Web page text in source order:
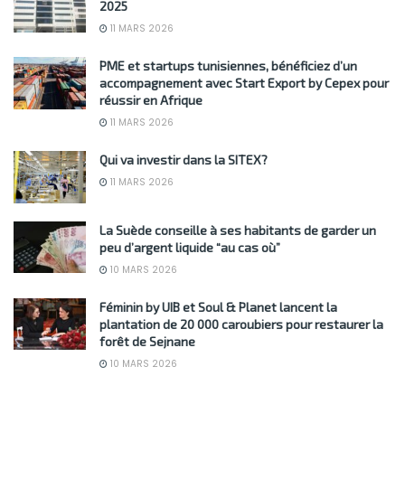
2025
11 MARS 2026
PME et startups tunisiennes, bénéficiez d’un
accompagnement avec Start Export by Cepex pour
réussir en Afrique
11 MARS 2026
Qui va investir dans la SITEX?
11 MARS 2026
La Suède conseille à ses habitants de garder un
peu d’argent liquide “au cas où”
10 MARS 2026
Féminin by UIB et Soul & Planet lancent la
plantation de 20 000 caroubiers pour restaurer la
forêt de Sejnane
10 MARS 2026